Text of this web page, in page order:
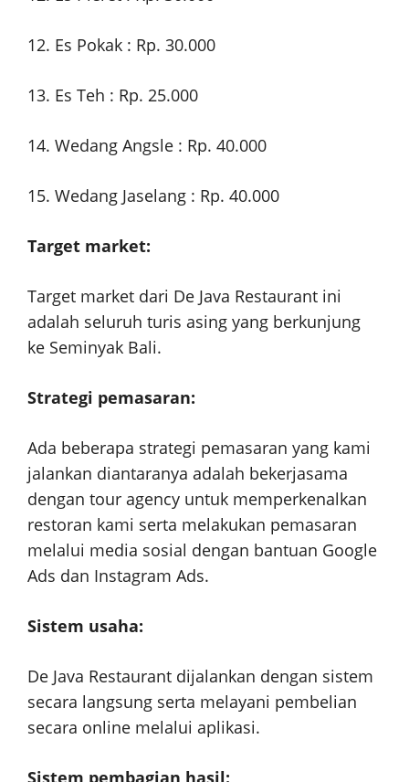
12. Es Pokak : Rp. 30.000
13. Es Teh : Rp. 25.000
14. Wedang Angsle : Rp. 40.000
15. Wedang Jaselang : Rp. 40.000
Target market:
Target market dari De Java Restaurant ini
adalah seluruh turis asing yang berkunjung
ke Seminyak Bali.
Strategi pemasaran:
Ada beberapa strategi pemasaran yang kami
jalankan diantaranya adalah bekerjasama
dengan tour agency untuk memperkenalkan
restoran kami serta melakukan pemasaran
melalui media sosial dengan bantuan Google
Ads dan Instagram Ads.
Sistem usaha:
De Java Restaurant dijalankan dengan sistem
secara langsung serta melayani pembelian
secara online melalui aplikasi.
Sistem pembagian hasil: